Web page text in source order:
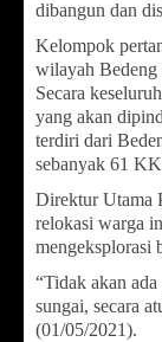
dibangun dan
Kelompok
wilayah
Secara
yang akan
terdiri dari
sebanyak 61
Direktur Utama
relokasi warga
mengeksplorasi
“Tidak akan
sungai, secara
(01/05/2021).